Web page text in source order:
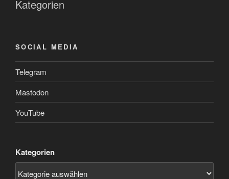
Kategorien
SOCIAL MEDIA
Telegram
Mastodon
YouTube
Kategorien